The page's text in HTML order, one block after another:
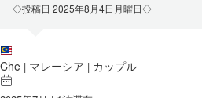
◇投稿日 2025年8月4日月曜日◇
Che | マレーシア | カップル